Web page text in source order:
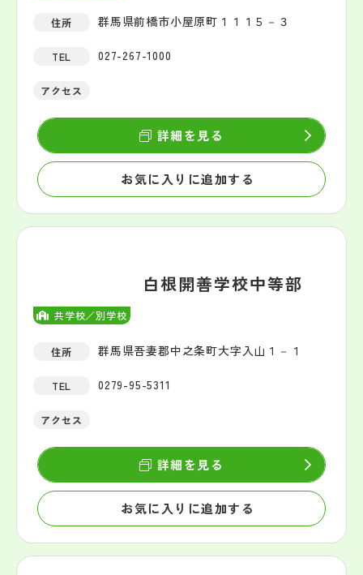
住所 群馬県前橋市小屋原町１１１５－３
TEL 027-267-1000
アクセス
お気に入りに追加する
詳細を見る
共学校／別学校
白根開善学校中等部
住所 群馬県吾妻郡中之条町大字入山１－１
TEL 0279-95-5311
アクセス
お気に入りに追加する
詳細を見る